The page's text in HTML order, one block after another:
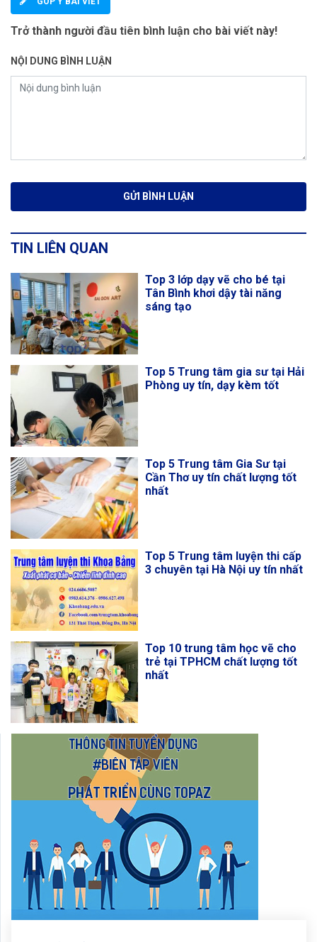
Trở thành người đầu tiên bình luận cho bài viết này!
NỘI DUNG BÌNH LUẬN
TIN LIÊN QUAN
Top 3 lớp dạy vẽ cho bé tại
Tân Bình khơi dậy tài năng
sáng tạo
Top 5 Trung tâm gia sư tại Hải
Phòng uy tín, dạy kèm tốt
Top 5 Trung tâm Gia Sư tại
Cần Thơ uy tín chất lượng tốt
nhất
Top 5 Trung tâm luyện thi cấp
3 chuyên tại Hà Nội uy tín nhất
Top 10 trung tâm học vẽ cho
trẻ tại TPHCM chất lượng tốt
nhất